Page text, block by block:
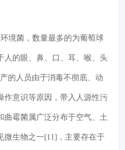
境菌，数量最多的为葡萄球
人的眼、鼻、口、耳、喉、头
的人员由于消毒不彻底、动
作意识等原因，带入人源性污
曲霉菌属广泛分布于空气、土
微生物之一[11]，主要存在于